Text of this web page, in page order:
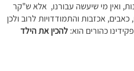
ואין מי שיעשה עבורנו, אלא ש"קר
אכזבות והתמודדויות לרוב ולכן
כהורים הוא: להכין את הילד